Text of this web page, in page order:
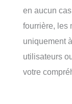
en aucun
fourrière, les
uniquement
utilisateurs
votre